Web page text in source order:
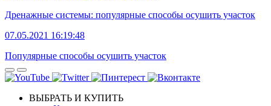
Дренажные системы: популярные способы осушить участок
07.05.2021 16:19:48
Популярные способы осушить участок
ВЫБРАТЬ И КУПИТЬ